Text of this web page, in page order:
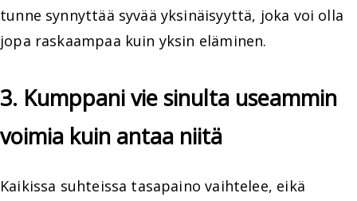
tunne synnyttää syvää yksinäisyyttä, joka voi olla
jopa raskaampaa kuin yksin eläminen.
3. Kumppani vie sinulta useammin
voimia kuin antaa niitä
Kaikissa suhteissa tasapaino vaihtelee, eikä